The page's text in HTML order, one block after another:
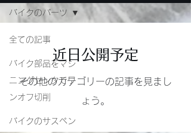
全ての記事
バイク部品をマシ
ニングセンタでワ
ンオフ切削
バイクのサスペン
バイクのパーツ
近日公開予定
その他のカテゴリーの記事を見まし
ょう。